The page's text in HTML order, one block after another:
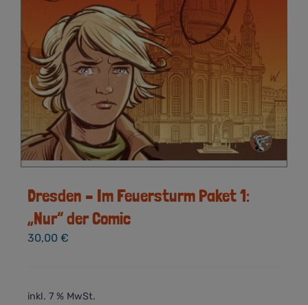
Dresden – Im Feuersturm Paket 1:
„Nur“ der Comic
30,00 €
inkl. 7 % MwSt.